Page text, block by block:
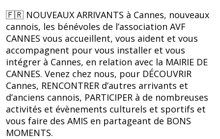
🇫🇷 NOUVEAUX ARRIVANTS à Cannes, nouveaux
cannois, les bénévoles de l’association AVF
CANNES vous accueillent, vous aident et vous
accompagnent pour vous installer et vous
intégrer à Cannes, en relation avec la MAIRIE DE
CANNES. Venez chez nous, pour DÉCOUVRIR
Cannes, RENCONTRER d’autres arrivants et
d’anciens cannois, PARTICIPER à de nombreuses
activités et évènements culturels et sportifs et
vous faire des AMIS en partageant de BONS
MOMENTS.